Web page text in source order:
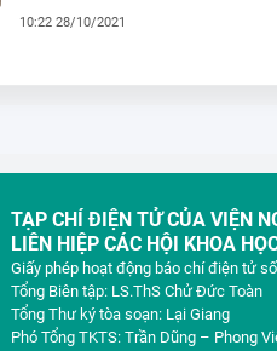
10:22 28/10/2021
TẠP CHÍ ĐIỆN TỬ CỦA VIỆN
LIÊN HIỆP CÁC HỘI KHOA
Giấy phép hoạt động báo chí điện tử
Tổng Biên tập: LS.ThS Chử Đức Toàn
Tổng Thư ký tòa soạn: Lại Giang
Phó Tổng TKTS: Trần Dũng – Phong